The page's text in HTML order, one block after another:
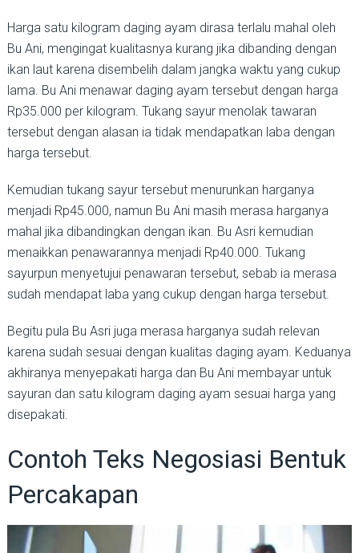
Harga satu kilogram daging ayam dirasa terlalu mahal oleh
Bu Ani, mengingat kualitasnya kurang jika dibanding dengan
ikan laut karena disembelih dalam jangka waktu yang cukup
lama. Bu Ani menawar daging ayam tersebut dengan harga
Rp35.000 per kilogram. Tukang sayur menolak tawaran
tersebut dengan alasan ia tidak mendapatkan laba dengan
harga tersebut.
Kemudian tukang sayur tersebut menurunkan harganya
menjadi Rp45.000, namun Bu Ani masih merasa harganya
mahal jika dibandingkan dengan ikan. Bu Asri kemudian
menaikkan penawarannya menjadi Rp40.000. Tukang
sayurpun menyetujui penawaran tersebut, sebab ia merasa
sudah mendapat laba yang cukup dengan harga tersebut.
Begitu pula Bu Asri juga merasa harganya sudah relevan
karena sudah sesuai dengan kualitas daging ayam. Keduanya
akhiranya menyepakati harga dan Bu Ani membayar untuk
sayuran dan satu kilogram daging ayam sesuai harga yang
disepakati.
Contoh Teks Negosiasi Bentuk
Percakapan